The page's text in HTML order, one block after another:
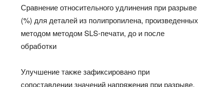
Сравнение относительного удлинения при разрыве
(%) для деталей из полипропилена, произведенных
методом методом SLS-печати, до и после
обработки
Улучшение также зафиксировано при
сопоставлении значений напряжения при разрыве.